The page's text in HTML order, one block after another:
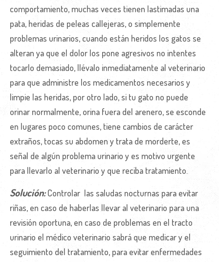
comportamiento, muchas veces tienen lastimadas una
pata, heridas de peleas callejeras, o simplemente
problemas urinarios, cuando están heridos los gatos se
alteran ya que el dolor los pone agresivos no intentes
tocarlo demasiado, llévalo inmediatamente al veterinario
para que administre los medicamentos necesarios y
limpie las heridas, por otro lado, si tu gato no puede
orinar normalmente, orina fuera del arenero, se esconde
en lugares poco comunes, tiene cambios de carácter
extraños, tocas su abdomen y trata de morderte, es
señal de algún problema urinario y es motivo urgente
para llevarlo al veterinario y que reciba tratamiento.
Solución: Controlar las saludas nocturnas para evitar
riñas, en caso de haberlas llevar al veterinario para una
revisión oportuna, en caso de problemas en el tracto
urinario el médico veterinario sabrá que medicar y el
seguimiento del tratamiento, para evitar enfermedades